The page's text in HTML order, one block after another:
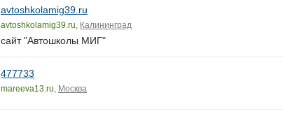
avtoshkolamig39.ru
avtoshkolamig39.ru, Калининград
сайт "Автошколы МИГ"
477733
mareeva13.ru, Москва